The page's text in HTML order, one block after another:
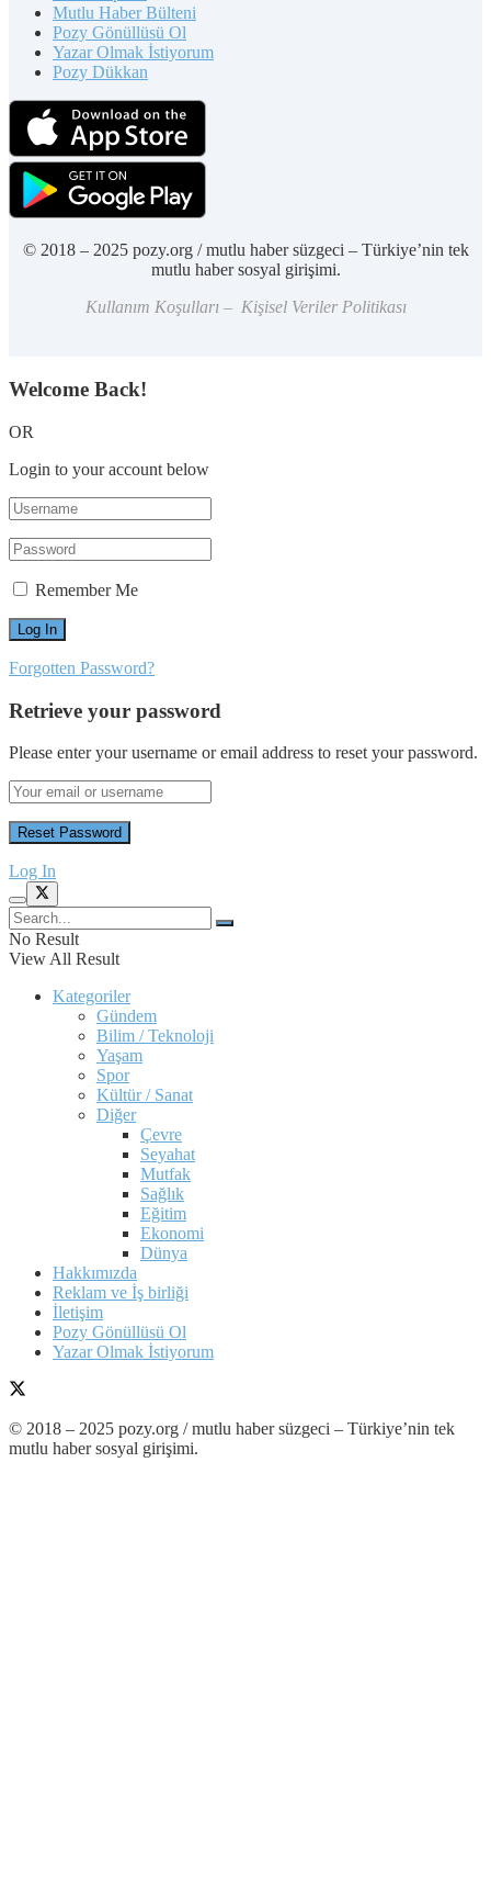
Mutlu Haber Bülteni
Pozy Gönüllüsü Ol
Yazar Olmak İstiyorum
Pozy Dükkan
© 2018 – 2025 pozy.org / mutlu haber süzgeci – Türkiye’nin tek
mutlu haber sosyal girişimi.
Kullanım Koşulları – Kişisel Veriler Politikası
Welcome Back!
OR
Login to your account below
Remember Me
Forgotten Password?
Retrieve your password
Please enter your username or email address to reset your password.
Log In
No Result
View All Result
Kategoriler
Gündem
Bilim / Teknoloji
Yaşam
Spor
Kültür / Sanat
Diğer
Çevre
Seyahat
Mutfak
Sağlık
Eğitim
Ekonomi
Dünya
Hakkımızda
Reklam ve İş birliği
İletişim
Pozy Gönüllüsü Ol
Yazar Olmak İstiyorum
© 2018 – 2025 pozy.org / mutlu haber süzgeci – Türkiye’nin tek
mutlu haber sosyal girişimi.